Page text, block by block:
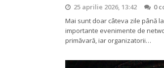
25 aprilie 2026, 13:42
0
Mai sunt doar câteva zile până
importante evenimente de
primăvară, iar organizatorii…